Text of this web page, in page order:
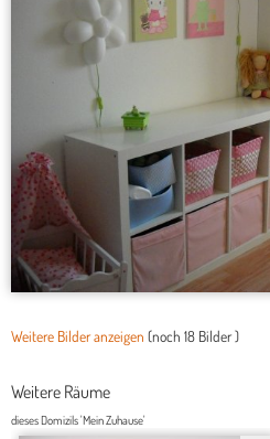
Weitere Bilder anzeigen (noch 18 Bilder)
Weitere Räume
dieses Domizils 'Mein Zuhause'